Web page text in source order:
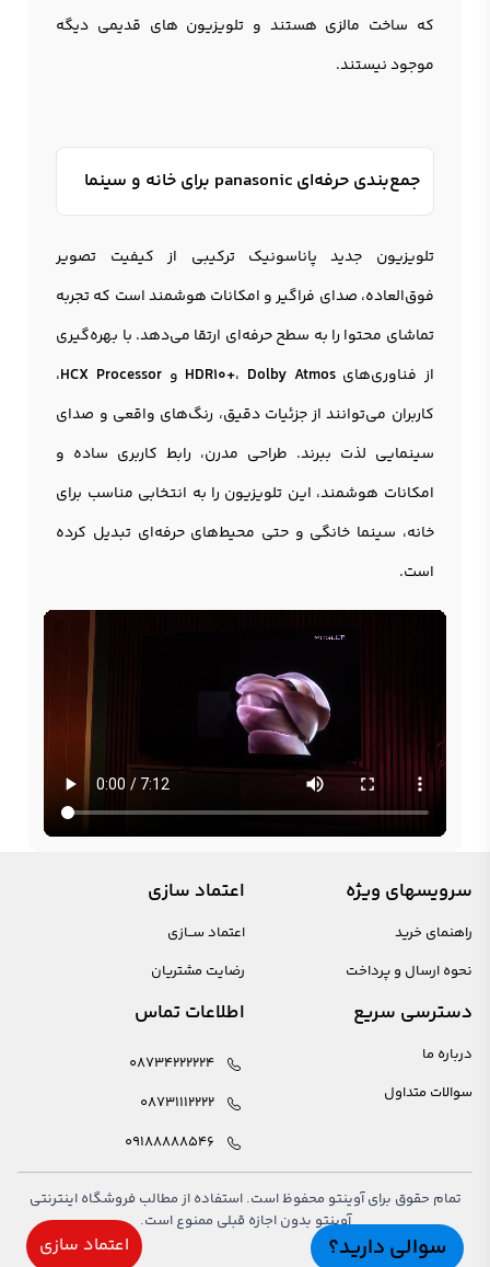
که ساخت مالزی هستند و تلویزیون های قدیمی دیگه
موجود نیستند.
جمع‌بندی حرفه‌ای panasonic برای خانه و سینما
تلویزیون جدید پاناسونیک ترکیبی از کیفیت تصویر
فوق‌العاده، صدای فراگیر و امکانات هوشمند است که تجربه
تماشای محتوا را به سطح حرفه‌ای ارتقا می‌دهد. با بهره‌گیری
از فناوری‌های
HDR10+، Dolby Atmos وHCX Processor،
کاربران می‌توانند از جزئیات دقیق، رنگ‌های واقعی و صدای
سینمایی لذت ببرند. طراحی مدرن، رابط کاربری ساده و
امکانات هوشمند، این تلویزیون را به انتخابی مناسب برای
خانه، سینما خانگی و حتی محیط‌های حرفه‌ای تبدیل کرده
است.
سرویسهای ویژه
راهنمای خرید
نحوه ارسال و پرداخت
اعتماد سازی
اعتماد ســازی
رضایت مشتریان
دسترسی سریع
درباره ما
سوالات متداول
اطلاعات تماس
08734222224
08731112222
09188888546
سوالی دارید؟ اعتماد سازی
تمام حقوق برای آوینتو محفوظ است. استفاده از مطالب فروشگاه اینترنتی
آوینتو بدون اجازه قبلی ممنوع است.